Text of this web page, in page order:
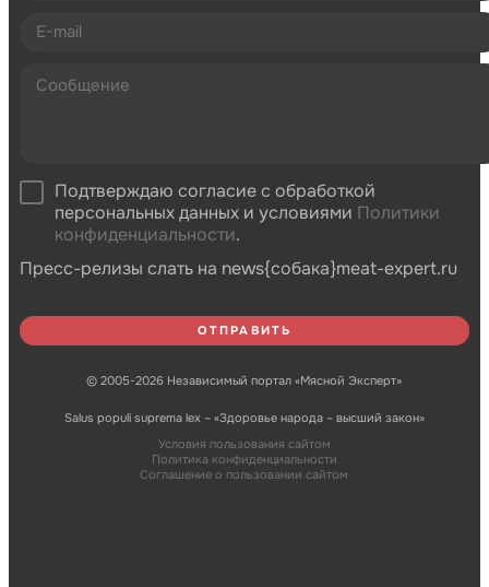
Подтверждаю согласие с обработкой
персональных данных и условиями Политики
конфиденциальности.
Пресс-релизы слать на news{собака}meat-expert.ru
© 2005-2026 Независимый портал «Мясной Эксперт»
Salus populi suprema lex – «Здоровье народа – высший закон»
Условия пользования сайтом
Политика конфиденциальности
Соглашение о пользовании сайтом